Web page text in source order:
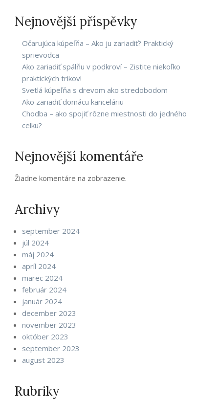
Nejnovější příspěvky
Očarujúca kúpeľňa – Ako ju zariadiť? Praktický
sprievodca
Ako zariadiť spálňu v podkroví – Zistite niekoľko
praktických trikov!
Svetlá kúpeľňa s drevom ako stredobodom
Ako zariadiť domácu kanceláriu
Chodba – ako spojiť rôzne miestnosti do jedného
celku?
Nejnovější komentáře
Žiadne komentáre na zobrazenie.
Archivy
september 2024
júl 2024
máj 2024
apríl 2024
marec 2024
február 2024
január 2024
december 2023
november 2023
október 2023
september 2023
august 2023
Rubriky